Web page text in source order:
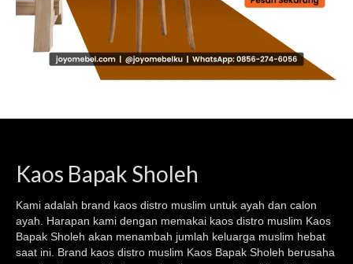
Kaos Bapak Sholeh
Kami adalah brand kaos distro muslim untuk ayah dan calon
ayah. Harapan kami dengan memakai kaos distro muslim Kaos
Bapak Sholeh akan menambah jumlah keluarga muslim hebat
saat ini. Brand kaos distro muslim Kaos Bapak Sholeh berusaha